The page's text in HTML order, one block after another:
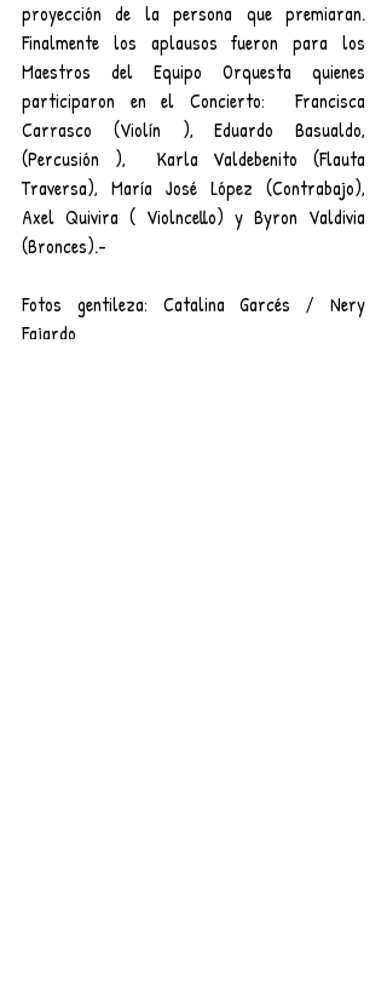
proyección de la persona que premiaran.
Finalmente los aplausos fueron para los
Maestros del Equipo Orquesta quienes
participaron en el Concierto:  Francisca
Carrasco (Violín ), Eduardo Basualdo,
(Percusión ),  Karla Valdebenito (Flauta
Traversa), María José López (Contrabajo),
Axel Quivira ( Violncello) y Byron Valdivia
(Bronces).-
Fotos gentileza: Catalina Garcés / Nery
Fajardo